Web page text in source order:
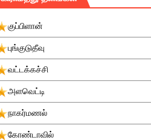
குப்பிளான்
புங்குடுதீவு
வட்டக்கச்சி
அளவெட்டி
நாகர்மணல்
கோண்டாவில்